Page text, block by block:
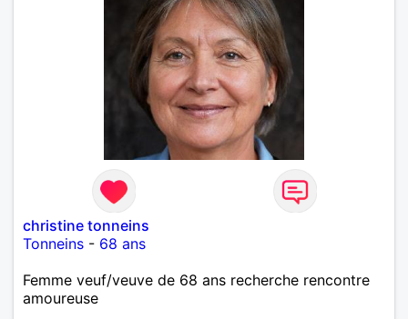
christine tonneins
Tonneins - 68 ans
Femme veuf/veuve de 68 ans recherche rencontre
amoureuse